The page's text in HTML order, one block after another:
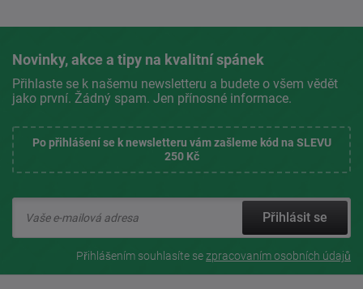
Novinky, akce a tipy na kvalitní spánek
Přihlaste se k našemu newsletteru a budete o všem vědět
jako první. Žádný spam. Jen přínosné informace.
Po přihlášení se k newsletteru vám zašleme kód na SLEVU
250 Kč
Přihlásit se
Přihlášením souhlasíte sezpracovaním osobních údajů